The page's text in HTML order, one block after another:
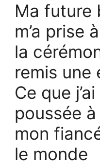
Ma future
m’a prise
la
remis une
Ce que j’ai
poussée
mon
le monde